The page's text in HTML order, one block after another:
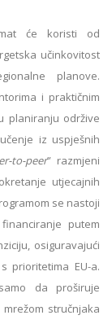
će koristi od
učinkovitost
planove.
i praktičnim
planiranju održive
iz uspješnih
to-peer” razmjeni
utjecajnih
se nastoji
putem
osiguravajući
prioritetima EU-a.
da proširuje
stručnjaka